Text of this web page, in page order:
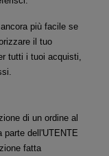
più facile se
il tuo
tutti i tuoi acquisti,
di un ordine al
parte dell'UTENTE
fatta